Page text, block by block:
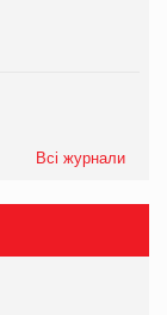
Всі журнали